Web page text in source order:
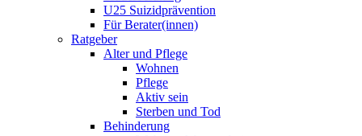
U25 Suizidprävention
Für Berater(innen)
Ratgeber
Alter und Pflege
Wohnen
Pflege
Aktiv sein
Sterben und Tod
Behinderung